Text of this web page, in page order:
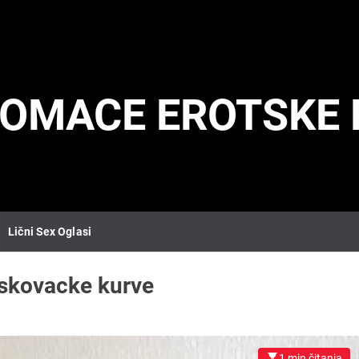
EROTSKE
Lični Sex Oglasi
kurve